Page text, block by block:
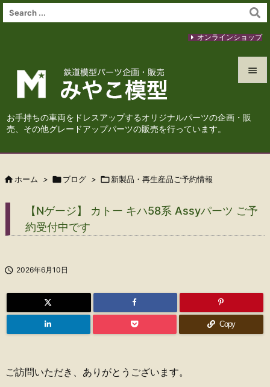
お手持ちの車両をドレスアップするオリジナルパーツの企画・販
売、その他グレードアップパーツの販売を行っています。




オンラインショップ
 ホーム > ブログ > 新製品・再生産品ご予約情報
【Nゲージ】 カトー キハ58系 Assyパーツ ご予
約受付中です
 2026年6月10日
Copy
ご訪問いただき、ありがとうございます。